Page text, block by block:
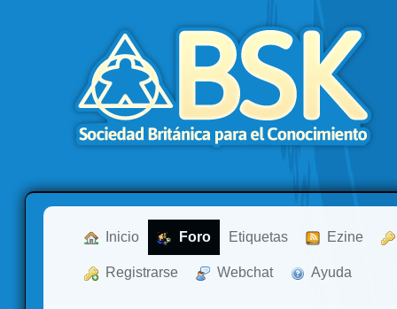
Inicio Foro Etiquetas Ezine
Registrarse Webchat Ayuda